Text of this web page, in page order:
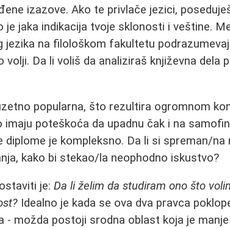
izazove. Ako te privlače jezici,
je jaka indikacija tvoje sklonosti i veštine.
jezika na filološkom fakultetu
volji. Da li voliš da analiziraš književna dela
popularna, što rezultira ogromnom
imaju poteškoća da upadnu čak i na
diplome je kompleksno. Da li si spreman/na
kako bi stekao/la neophodno iskustvo?
je:Da li želim da studiram ono što
Idealno je kada se ova dva pravca
- možda postoji srodna oblast koja je